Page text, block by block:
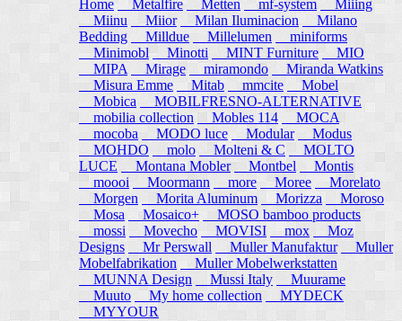
Home Metalfire Metten mf-system
Miiing
Miinu
Miior Milan Iluminacion
Milano
Bedding
Milldue Millelumen
miniforms
Minimobl Minotti MINT Furniture
MIO
MIPA
Mirage miramondo
Miranda Watkins
Misura Emme
Mitab mmcite
Mobel
Mobica
MOBILFRESNO-ALTERNATIVE
mobilia collection
Mobles 114
MOCA
mocoba
MODO luce Modular
Modus
MOHDO
molo Molteni & C
MOLTO
LUCE
Montana Mobler Montbel
Montis
moooi
Moormann more Moree
Morelato
Morgen
Morita Aluminum Morizza
Moroso
Mosa
Mosaico+
MOSO bamboo products
mossi
Movecho MOVISI mox
Moz
Designs
Mr Perswall Muller Manufaktur
Muller
Mobelfabrikation
Muller Mobelwerkstatten
MUNNA Design
Mussi Italy
Muurame
Muuto My home collection
MYDECK
MYYOUR